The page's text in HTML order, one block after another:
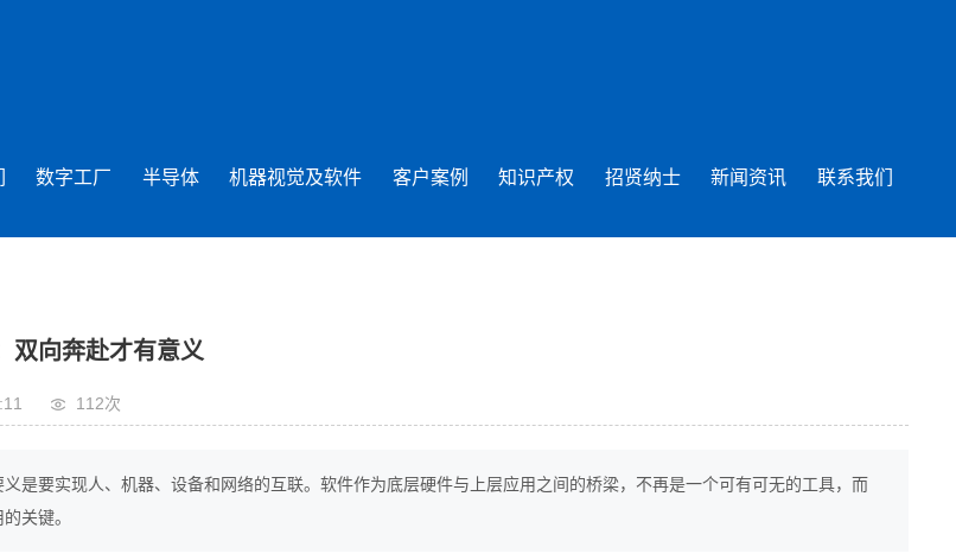
数字工厂 半导体 机器视觉及软件 客户案例 知识产权 招贤纳士 新闻资讯 联系我们
双向奔赴才有意义
112次
义是要实现人、机器、设备和网络的互联。软件作为底层硬件与上层应用之间的桥梁，不再是一个可有可无的工具，而
关键。